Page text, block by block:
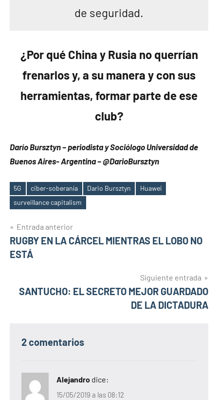
de seguridad.
¿Por qué China y Rusia no querrían
frenarlos y, a su manera y con sus
herramientas, formar parte de ese
club?
Darío Bursztyn – periodista y Sociólogo Universidad de
Buenos Aires- Argentina – @DarioBursztyn
Etiquetas
5G ciber-soberanía Dario Bursztyn
Huawei
surveillance capitalism
Navegación
de
Entrada anterior
RUGBY EN LA CÁRCEL MIENTRAS EL LOBO NO
ESTÁ
Siguiente entrada
SANTUCHO: EL SECRETO MEJOR GUARDADO
DE LA DICTADURA
2 comentarios
Alejandro dice:
15/05/2019 a las 08:12